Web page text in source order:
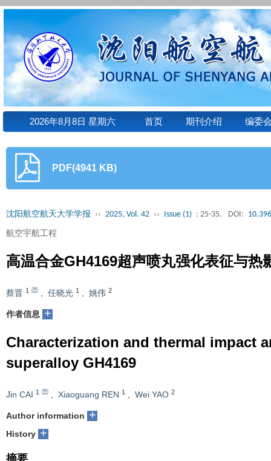
2026年8月8日 星期六 首页 期刊介绍 编委
PDF(4941 KB)
沈阳航空航天大学学报 ›› 2025, Vol. 42 ›› Issue (1) : 25-35. DOI:
航空宇航工程
高温合金GH4169超声喷丸强化表征与热
蔡晋 1 任晓光 1 姚伟 2
作者信息 +
Characterization and thermal impact
superalloy GH4169
Jin CAI 1 Xiaoguang REN 1 Wei YAO 2
Author information +
History +
摘要